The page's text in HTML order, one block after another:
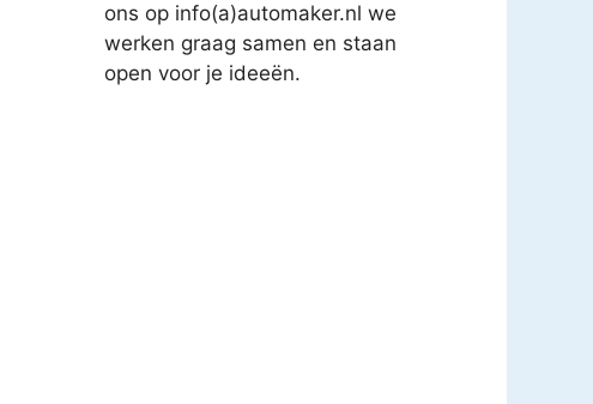
ons op info(a)automaker.nl we
werken graag samen en staan
open voor je ideeën.